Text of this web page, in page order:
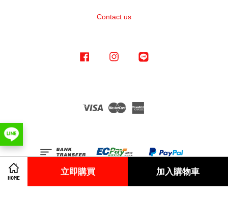
HOME
立即購買 加入購物車
Contact us
Facebook Instagram
Visa Master